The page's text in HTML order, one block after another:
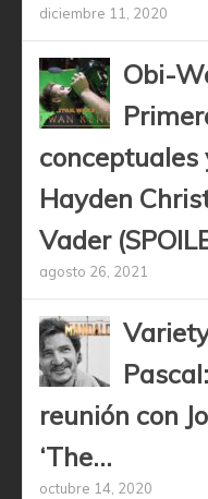
diciembre 11, 2020
Obi-
conceptuales
Hayden
Vader
agosto 26, 2021
reunión con
‘The...
octubre 14, 2020